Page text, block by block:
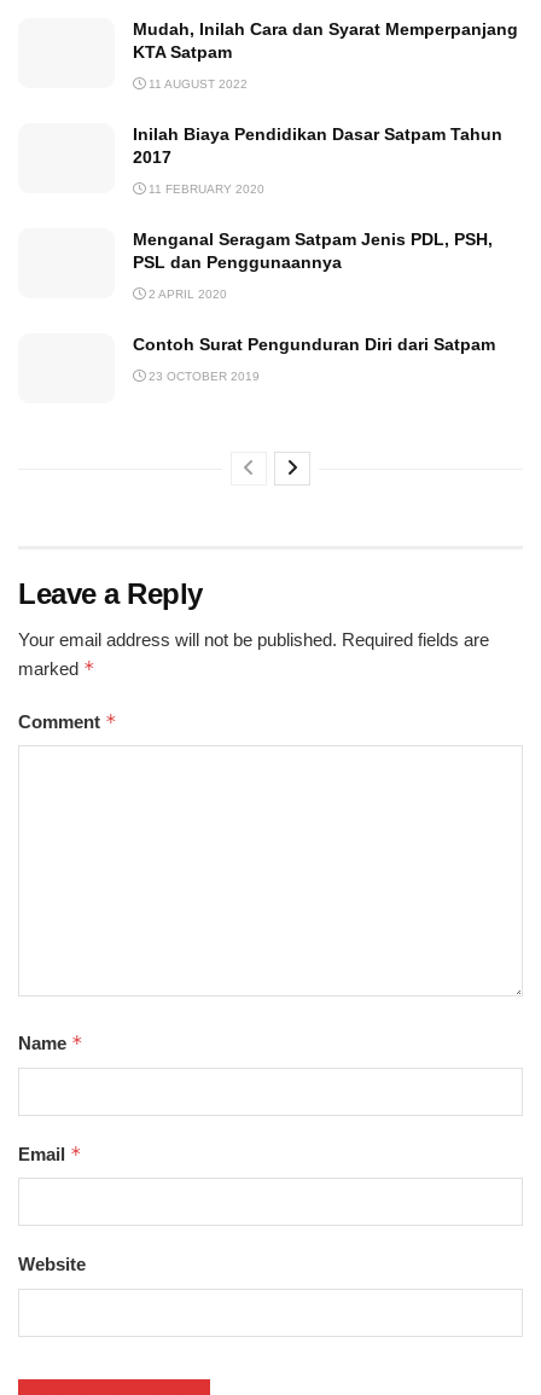
Mudah, Inilah Cara dan Syarat Memperpanjang
KTA Satpam
11 AUGUST 2022
Inilah Biaya Pendidikan Dasar Satpam Tahun
2017
11 FEBRUARY 2020
Menganal Seragam Satpam Jenis PDL, PSH,
PSL dan Penggunaannya
2 APRIL 2020
Contoh Surat Pengunduran Diri dari Satpam
23 OCTOBER 2019
Leave a Reply
Your email address will not be published. Required fields are
marked *
Comment *
Name *
Email *
Website